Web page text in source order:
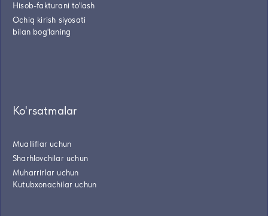
Hisob-fakturani to'lash
Ochiq kirish siyosati
bilan bog'laning
Ko'rsatmalar
Mualliflar uchun
Sharhlovchilar uchun
Muharrirlar uchun
Kutubxonachilar uchun